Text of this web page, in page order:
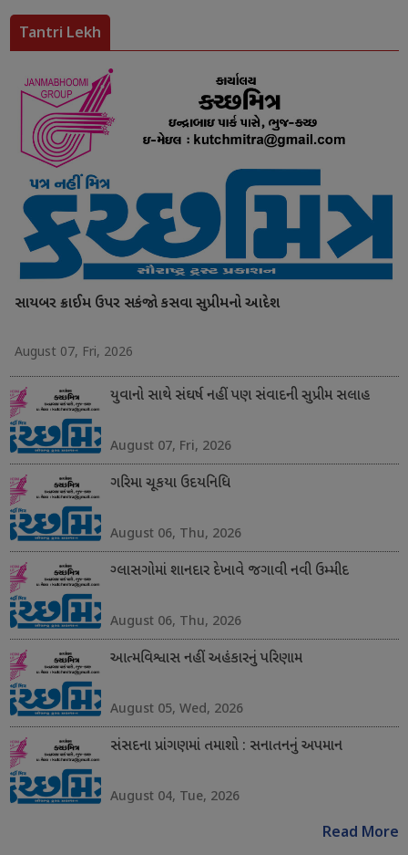
Tantri Lekh
સાયબર ક્રાઈમ ઉપર સકંજો કસવા સુપ્રીમનો આદેશ
August 07, Fri, 2026
યુવાનો સાથે સંઘર્ષ નહીં પણ સંવાદની સુપ્રીમ સલાહ
August 07, Fri, 2026
ગરિમા ચૂકયા ઉદયનિધિ
August 06, Thu, 2026
ગ્લાસગોમાં શાનદાર દેખાવે જગાવી નવી ઉમ્મીદ
August 06, Thu, 2026
આત્મવિશ્વાસ નહીં અહંકારનું પરિણામ
August 05, Wed, 2026
સંસદના પ્રાંગણમાં તમાશો : સનાતનનું અપમાન
August 04, Tue, 2026
Read More